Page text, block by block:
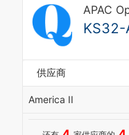
APAC
KS32-
供应商
America II